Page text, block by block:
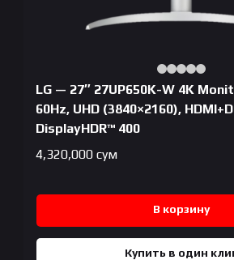
LG — 27″ 27UP650K-W 4K
60Hz, UHD (3840×2160),
DisplayHDR™ 400
4,320,000 сум
В корзину
Купить в один